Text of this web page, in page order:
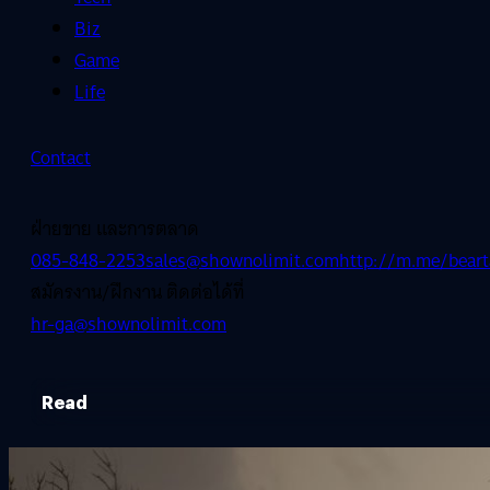
Biz
Game
Life
Contact
ฝ่ายขาย และการตลาด
085-848-2253sales@shownolimit.comhttp://m.me/
สมัครงาน/ฝึกงาน ติดต่อได้ที่
hr-ga@shownolimit.com
Read